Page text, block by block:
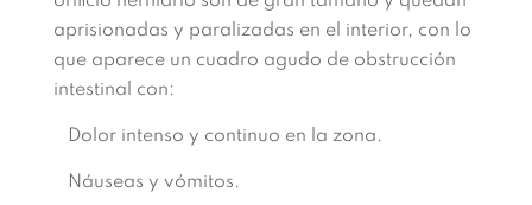
aprisionadas y paralizadas en el interior, con lo
que aparece un cuadro agudo de obstrucción
intestinal con:
Dolor intenso y continuo en la zona.
Náuseas y vómitos.